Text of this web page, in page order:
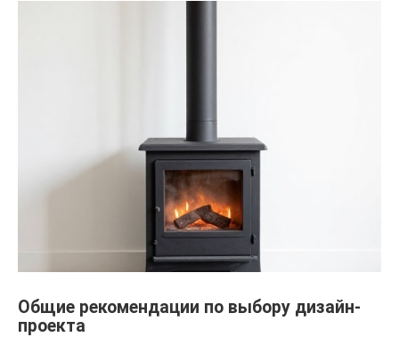
Общие рекомендации по выбору дизайн-
проекта